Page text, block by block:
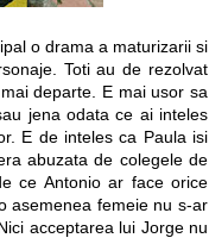
o drama a maturizarii si
Toti au de rezolvat
departe. E mai usor sa
jena odata ce ai inteles
E de inteles ca Paula isi
abuzata de colegele de
ce Antonio ar face orice
asemenea femeie nu s-ar
acceptarea lui Jorge nu